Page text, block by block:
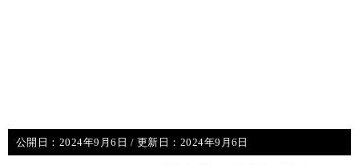
公開日： 2024年9月6日 / 更新日： 2024年9月6日